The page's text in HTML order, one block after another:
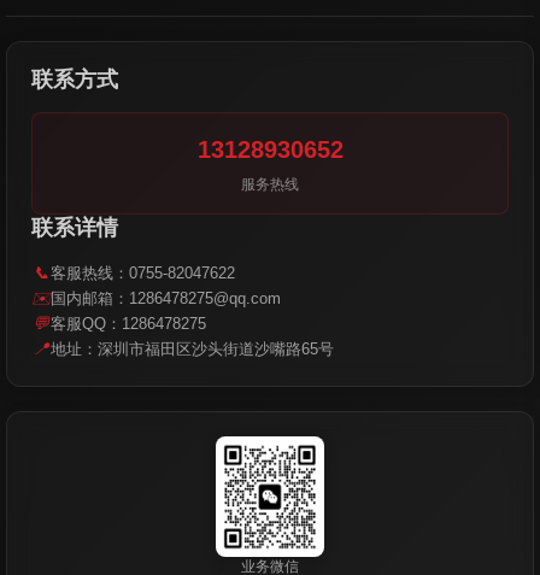
联系方式
13128930652
服务热线
联系详情
📞客服热线：0755-82047622
✉️国内邮箱：1286478275@qq.com
💬客服QQ：1286478275
📍地址：深圳市福田区沙头街道沙嘴路65号
业务微信